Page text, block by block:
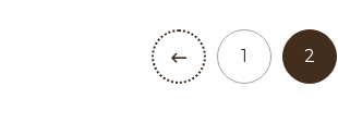
1 2